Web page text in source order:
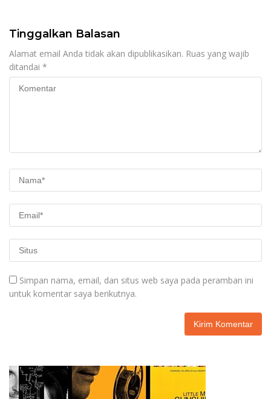
Tinggalkan Balasan
Alamat email Anda tidak akan dipublikasikan. Ruas yang wajib
ditandai *
Simpan nama, email, dan situs web saya pada peramban ini
untuk komentar saya berikutnya.